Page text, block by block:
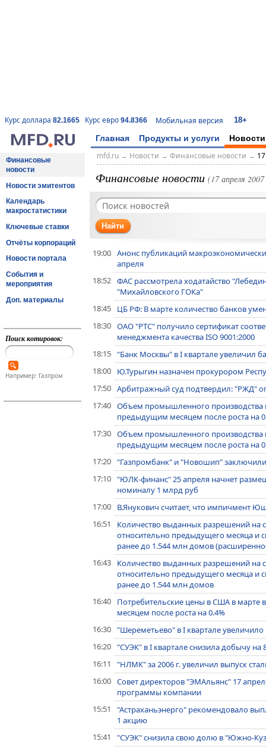
Курс доллара 82.1665 Курс евро 94.8366 Мобильная версия 18+
Главная Продукты и услуги Новости
Финансовые
новости
Новости эмитентов
Календарь
макростатистики
Ключевые ставки
Отчёты корпораций
Новости портала
События и
мероприятия
Доп. материалы
Поиск котировок:
Например: Газпром
mfd.ru→ Новости → Финансовые новости →
Финансовые новости (17 апреля 2007
Найти
19:00 Анонс публикаций
апреля
18:52 ФАС рассмотрела ходатайство
"Михайловского ГОКа"
18:45
ЦБ РФ: В марте количество банков
18:30 ОАО "РТС" получило сертификат
менеджмента качества ISO 9001:2000
18:15 "Банк Москвы" в I квартале увеличил
18:00
Ю.Турыгин назначен прокурором
17:50 Арбитражный суд подтвердил: "РЖД"
17:40 Объем промышленного производства
предыдущим месяцем после роста на
17:30 Объем промышленного производства
предыдущим месяцем после роста на
17:20 "Газпромбанк" и "Новошип"
17:10 "ЮЛК-финанс" 25 апреля начнет
номиналу 1 млрд руб
17:00
В.Янукович считает, что импичмент
16:51
Количество выданных разрешений на
относительно предыдущего месяца и
ранее до 1.544 млн домов
16:43
Количество выданных разрешений на
относительно предыдущего месяца и
ранее до 1.544 млн домов
16:40
Потребительские цены в США в марте
месяцем после роста на 0.4%
16:30 "Шереметьево" в I квартале увеличило
16:20 "СУЭК" в I квартале снизила добычу на
16:11
"НЛМК" за 2006 г. увеличил выпуск
16:00 Совет директоров "ЭМАльянс" 17
программы компании
15:51
"Астраханьэнерго" рекомендовало
1 акцию
15:41
"СУЭК" снизила свою долю в "Южно-